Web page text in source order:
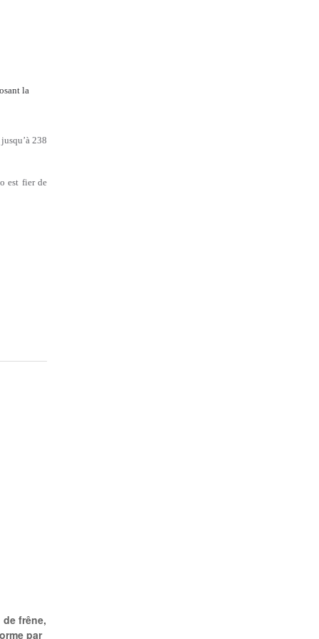
la
238
est fier de
frêne,
par